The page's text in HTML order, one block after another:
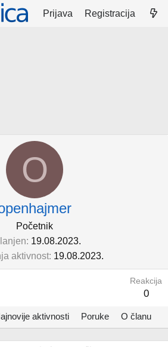
Prijava Registracija
O
Početnik
19.08.2023.
aktivnost 19.08.2023.
Reakcija
0
aktivnosti Poruke O članu